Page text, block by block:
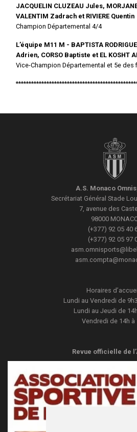
JACQUELIN CLUZEAU Jules,
VALENTIM Zadrach et RIVIERE Quentin
Champion Départemental 4/4
L’équipe M11 M - BAPTISTA
Adrien, CORSO Baptiste et EL KOSHT
Vice-Champion Départemental et 5e des
A.S. Monaco
Secrétariat Général Stade
7, avenue des
98000
(+377) 92 05 40
(+377) 92 05 97
Horaires
Lundi au Vendredi de
Lundi au Jeudi de
Vendredi de 14h à
Revue officielle de